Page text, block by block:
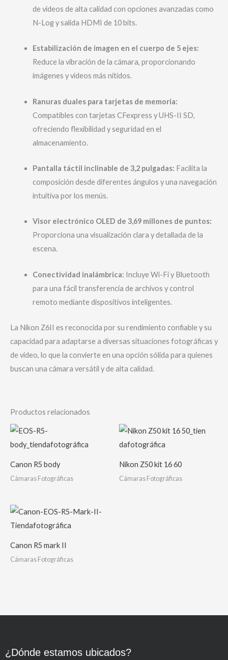
de videos de alta calidad con opciones avanzadas como
N-Log y salida HDMI de 10 bits.
Estabilización de imagen en el cuerpo de 5 ejes:
Reduce la vibración de la cámara, proporcionando
imágenes y videos más nítidos.
Ranuras duales para tarjetas de memoria:
Compatibles con tarjetas CFexpress y UHS-II SD,
ofreciendo flexibilidad y seguridad en el
almacenamiento.
Pantalla táctil inclinable de 3,2 pulgadas: Facilita la
composición desde diferentes ángulos y una navegación
intuitiva por los menús.
Visor electrónico OLED de 3,69 millones de puntos:
Proporciona una visualización clara y detallada de la
escena.
Conectividad inalámbrica: Incluye Wi-Fi y Bluetooth
para una fácil transferencia de archivos y control
remoto mediante dispositivos inteligentes.
La Nikon Z6II es reconocida por su rendimiento confiable y su
capacidad para adaptarse a diversas situaciones fotográficas y
de video, lo que la convierte en una opción sólida para quienes
buscan una cámara versátil y de alta calidad.
Productos relacionados
Canon R5 body
Cámaras Fotográficas
Nikon Z50 kit 16 60
Cámaras Fotográficas
Canon R5 mark II
Cámaras Fotográficas
¿Dónde estamos ubicados?